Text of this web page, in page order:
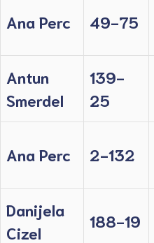
Ana Perc 49-75
Antun
Smerdel
139-
25
Ana Perc 2-132
Danijela
Cizel
188-19